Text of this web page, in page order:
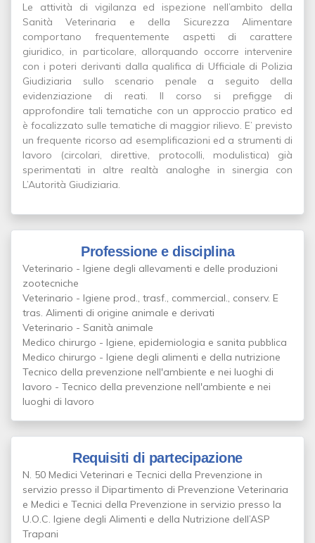
Le attività di vigilanza ed ispezione nell’ambito della
Sanità Veterinaria e della Sicurezza Alimentare
comportano frequentemente aspetti di carattere
giuridico, in particolare, allorquando occorre intervenire
con i poteri derivanti dalla qualifica di Ufficiale di Polizia
Giudiziaria sullo scenario penale a seguito della
evidenziazione di reati. Il corso si prefigge di
approfondire tali tematiche con un approccio pratico ed
è focalizzato sulle tematiche di maggior rilievo. E’ previsto
un frequente ricorso ad esemplificazioni ed a strumenti di
lavoro (circolari, direttive, protocolli, modulistica) già
sperimentati in altre realtà analoghe in sinergia con
L’Autorità Giudiziaria.
Professione e disciplina
Veterinario - Igiene degli allevamenti e delle produzioni
zootecniche
Veterinario - Igiene prod., trasf., commercial., conserv. E
tras. Alimenti di origine animale e derivati
Veterinario - Sanità animale
Medico chirurgo - Igiene, epidemiologia e sanita pubblica
Medico chirurgo - Igiene degli alimenti e della nutrizione
Tecnico della prevenzione nell'ambiente e nei luoghi di
lavoro - Tecnico della prevenzione nell'ambiente e nei
luoghi di lavoro
Requisiti di partecipazione
N. 50 Medici Veterinari e Tecnici della Prevenzione in
servizio presso il Dipartimento di Prevenzione Veterinaria
e Medici e Tecnici della Prevenzione in servizio presso la
U.O.C. Igiene degli Alimenti e della Nutrizione dell’ASP
Trapani